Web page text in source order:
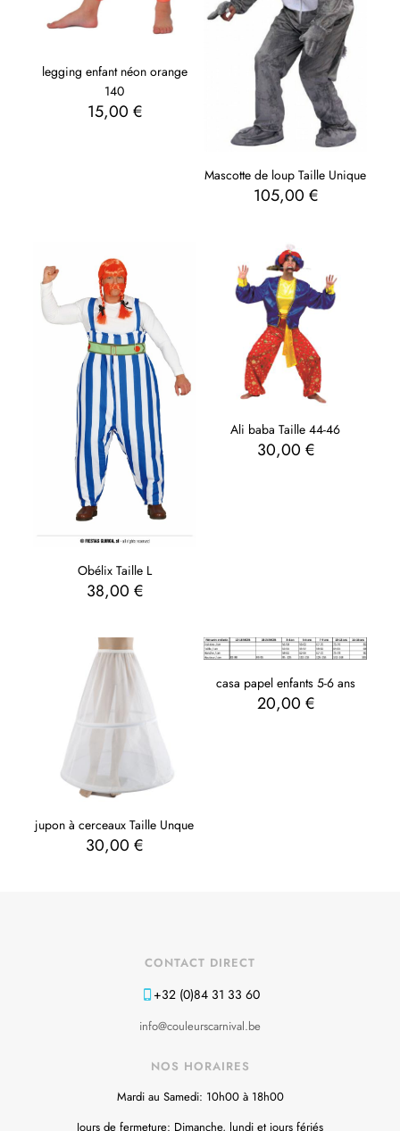
legging enfant néon orange
140
15,00 €
Mascotte de loup Taille Unique
105,00 €
Obélix Taille L
38,00 €
Ali baba Taille 44-46
30,00 €
jupon à cerceaux Taille Unque
30,00€
casa papel enfants 5-6 ans
20,00 €
CONTACT DIRECT
+32 (0)84 31 33 60
info@couleurscarnival.be
NOS HORAIRES
Mardi au Samedi: 10h00 à 18h00
Jours de fermeture: Dimanche, lundi et jours fériés